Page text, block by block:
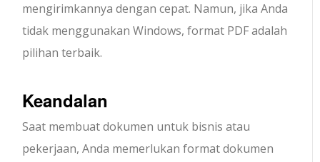
mengirimkannya dengan cepat. Namun, jika Anda
tidak menggunakan Windows, format PDF adalah
pilihan terbaik.
Keandalan
Saat membuat dokumen untuk bisnis atau
pekerjaan, Anda memerlukan format dokumen